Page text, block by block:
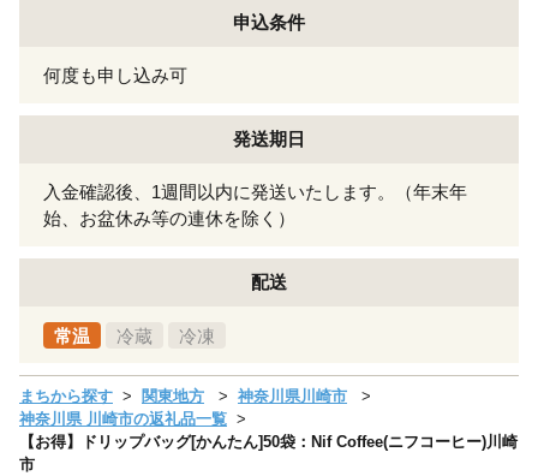
申込条件
何度も申し込み可
発送期日
入金確認後、1週間以内に発送いたします。（年末年
始、お盆休み等の連休を除く）
配送
常温 冷蔵 冷凍
まちから探す 関東地方
神奈川県川崎市
神奈川県 川崎市の返礼品一覧
【お得】ドリップバッグ[かんたん]50袋：Nif Coffee(ニフコーヒー)川崎
市